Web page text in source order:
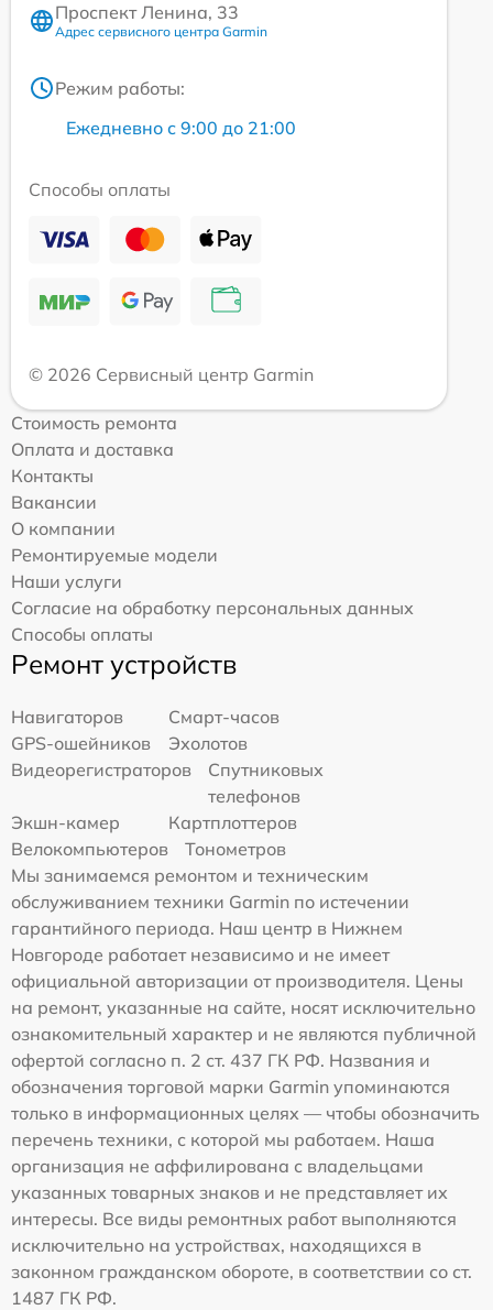
Проспект Ленина, 33
Адрес сервисного центра Garmin
Режим работы:
Ежедневно с 9:00 до 21:00
Способы оплаты
© 2026 Сервисный центр Garmin
Стоимость ремонта
Оплата и доставка
Контакты
Вакансии
О компании
Ремонтируемые модели
Наши услуги
Согласие на обработку персональных данных
Способы оплаты
Ремонт устройств
Навигаторов
Смарт-часов
GPS-ошейников
Эхолотов
Видеорегистраторов
Спутниковых
телефонов
Экшн-камер
Картплоттеров
Велокомпьютеров
Тонометров
Мы занимаемся ремонтом и техническим
обслуживанием техники Garmin по истечении
гарантийного периода. Наш центр в Нижнем
Новгороде работает независимо и не имеет
официальной авторизации от производителя. Цены
на ремонт, указанные на сайте, носят исключительно
ознакомительный характер и не являются публичной
офертой согласно п. 2 ст. 437 ГК РФ. Названия и
обозначения торговой марки Garmin упоминаются
только в информационных целях — чтобы обозначить
перечень техники, с которой мы работаем. Наша
организация не аффилирована с владельцами
указанных товарных знаков и не представляет их
интересы. Все виды ремонтных работ выполняются
исключительно на устройствах, находящихся в
законном гражданском обороте, в соответствии со ст.
1487 ГК РФ.